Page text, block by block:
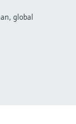
global